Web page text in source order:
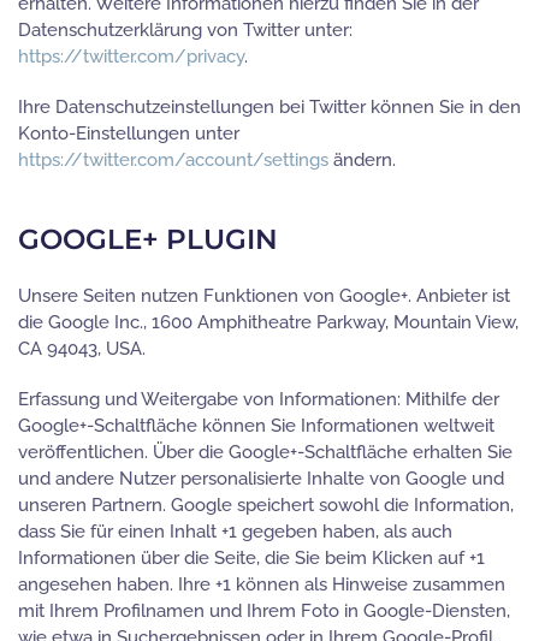
Datenschutzerklärung von Twitter unter:
https://twitter.com/privacy.
Ihre Datenschutzeinstellungen bei Twitter können Sie in den
Konto-Einstellungen unter
https://twitter.com/account/settings ändern.
GOOGLE+ PLUGIN
Unsere Seiten nutzen Funktionen von Google+. Anbieter ist
die Google Inc., 1600 Amphitheatre Parkway, Mountain View,
CA 94043, USA.
Erfassung und Weitergabe von Informationen: Mithilfe der
Google+-Schaltfläche können Sie Informationen weltweit
veröffentlichen. Über die Google+-Schaltfläche erhalten Sie
und andere Nutzer personalisierte Inhalte von Google und
unseren Partnern. Google speichert sowohl die Information,
dass Sie für einen Inhalt +1 gegeben haben, als auch
Informationen über die Seite, die Sie beim Klicken auf +1
angesehen haben. Ihre +1 können als Hinweise zusammen
mit Ihrem Profilnamen und Ihrem Foto in Google-Diensten,